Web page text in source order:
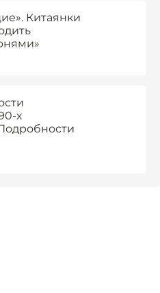
Китаянки
х